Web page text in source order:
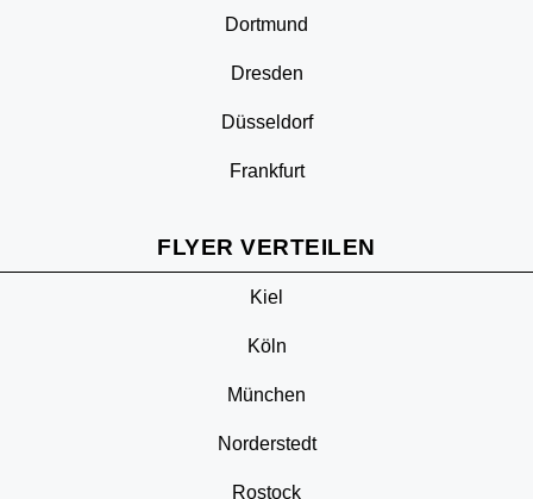
Dortmund
Dresden
Düsseldorf
Frankfurt
FLYER VERTEILEN
Kiel
Köln
München
Norderstedt
Rostock